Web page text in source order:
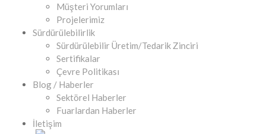
Müşteri Yorumları
Projelerimiz
Sürdürülebilirlik
Sürdürülebilir Üretim/Tedarik Zinciri
Sertifikalar
Çevre Politikası
Blog / Haberler
Sektörel Haberler
Fuarlardan Haberler
İletişim